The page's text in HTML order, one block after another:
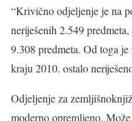
“Krivično odjeljenje je na
neriješenih 2.549
9.308 predmeta. Od toga
kraju 2010. ostalo
Odjeljenje za
moderno opremljeno.